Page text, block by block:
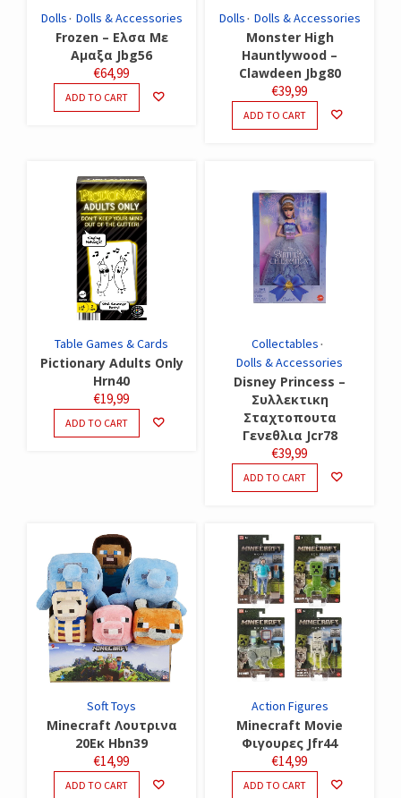
Dolls Dolls & Accessories
Frozen – Ελσα Με
Αμαξα Jbg56
€64,99
ADD TO CART
Dolls Dolls & Accessories
Monster High
Hauntlywood –
Clawdeen Jbg80
€39,99
ADD TO CART
Table Games & Cards
Pictionary Adults Only
Hrn40
€19,99
ADD TO CART
Collectables
Dolls & Accessories
Disney Princess –
Συλλεκτικη
Σταχτοπουτα
Γενεθλια Jcr78
€39,99
ADD TO CART
Soft Toys
Minecraft Λουτρινα
20Εκ Hbn39
€14,99
ADD TO CART
Action Figures
Minecraft Movie
Φιγουρες Jfr44
€14,99
ADD TO CART